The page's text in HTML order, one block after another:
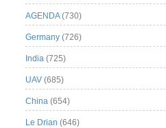
AGENDA(730)
Germany (726)
India (725)
UAV (685)
China (654)
Le Drian (646)